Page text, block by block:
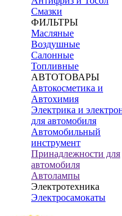
Смазки
ФИЛЬТРЫ
Масляные
Воздушные
Салонные
Топливные
АВТОТОВАРЫ
Автокосметика и
Автохимия
Электрика и
для автомобиля
Автомобильный
инструмент
Принадлежности для
автомобиля
Автолампы
Электротехника
Электросамокаты